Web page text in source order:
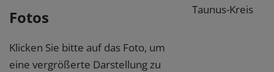
Fotos
Klicken Sie bitte auf das Foto, um
eine vergrößerte Darstellung zu
Taunus-Kreis